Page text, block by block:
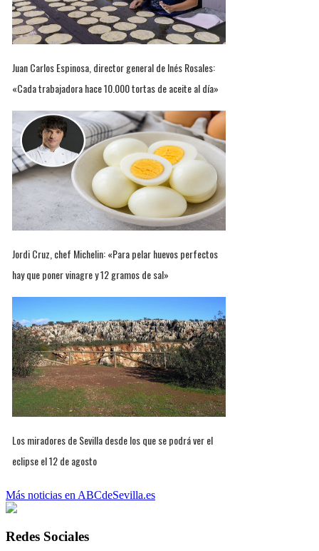
Juan Carlos Espinosa, director general de Inés Rosales:
«Cada trabajadora hace 10.000 tortas de aceite al día»
Jordi Cruz, chef Michelin: «Para pelar huevos perfectos
hay que poner vinagre y 12 gramos de sal»
Los miradores de Sevilla desde los que se podrá ver el
eclipse el 12 de agosto
Más noticias en ABCdeSevilla.es
Redes Sociales